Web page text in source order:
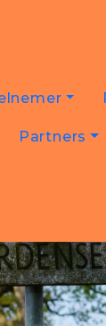
Partners